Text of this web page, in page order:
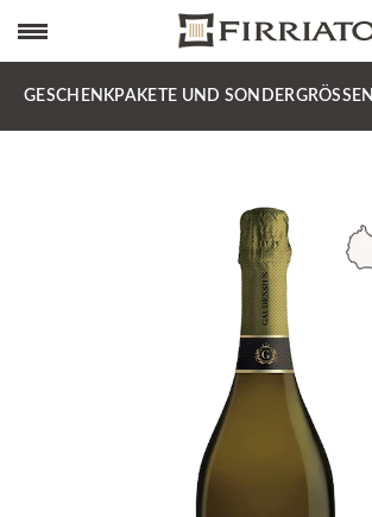
GESCHENKPAKETE UND SONDERGRÖSSEN